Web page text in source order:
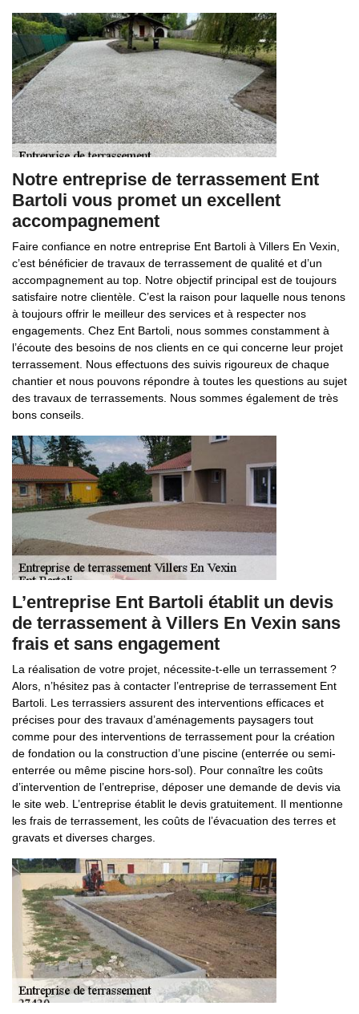
Notre entreprise de terrassement Ent
Bartoli vous promet un excellent
accompagnement
Faire confiance en notre entreprise Ent Bartoli à Villers En Vexin,
c’est bénéficier de travaux de terrassement de qualité et d’un
accompagnement au top. Notre objectif principal est de toujours
satisfaire notre clientèle. C’est la raison pour laquelle nous tenons
à toujours offrir le meilleur des services et à respecter nos
engagements. Chez Ent Bartoli, nous sommes constamment à
l’écoute des besoins de nos clients en ce qui concerne leur projet
terrassement. Nous effectuons des suivis rigoureux de chaque
chantier et nous pouvons répondre à toutes les questions au sujet
des travaux de terrassements. Nous sommes également de très
bons conseils.
L’entreprise Ent Bartoli établit un devis
de terrassement à Villers En Vexin sans
frais et sans engagement
La réalisation de votre projet, nécessite-t-elle un terrassement ?
Alors, n’hésitez pas à contacter l’entreprise de terrassement Ent
Bartoli. Les terrassiers assurent des interventions efficaces et
précises pour des travaux d’aménagements paysagers tout
comme pour des interventions de terrassement pour la création
de fondation ou la construction d’une piscine (enterrée ou semi-
enterrée ou même piscine hors-sol). Pour connaître les coûts
d’intervention de l’entreprise, déposer une demande de devis via
le site web. L’entreprise établit le devis gratuitement. Il mentionne
les frais de terrassement, les coûts de l’évacuation des terres et
gravats et diverses charges.